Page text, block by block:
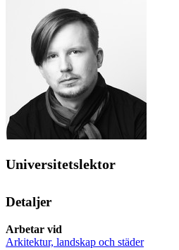
Universitetslektor
Detaljer
Arbetar vid
Arkitektur, landskap och städer